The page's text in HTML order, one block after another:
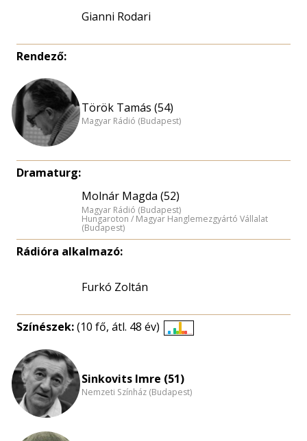
Gianni Rodari
Rendező:
Török Tamás (54)
Magyar Rádió (Budapest)
Dramaturg:
Molnár Magda (52)
Magyar Rádió (Budapest)
Hungaroton / Magyar Hanglemezgyártó Vállalat
(Budapest)
Rádióra alkalmazó:
Furkó Zoltán
Színészek:(10 fő, átl. 48 év)
nagyítása
Sinkovits Imre (51)
Nemzeti Színház (Budapest)